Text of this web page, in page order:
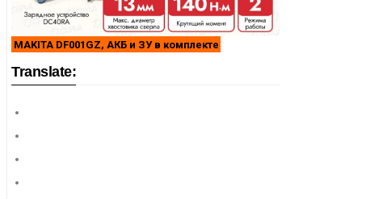
MAKITA DF001GZ, АКБ и ЗУ в комплекте
Translate: